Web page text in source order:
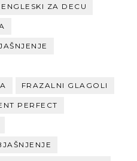
ENGLESKI ZA DECU
FRAZALNI GLAGOLI
PERFECT